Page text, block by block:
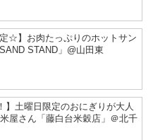
定☆】お肉たっぷりのホットサン
STAND」@山田東
】土曜日限定のおにぎりが大人
屋さん「藤白台米穀店」＠北千